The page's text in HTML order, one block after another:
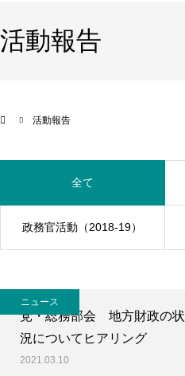
活動報告
活動報告
全て
政務官活動（2018-19）
ニュース
党・総務部会 地方財政の状
況についてヒアリング
2021.03.10